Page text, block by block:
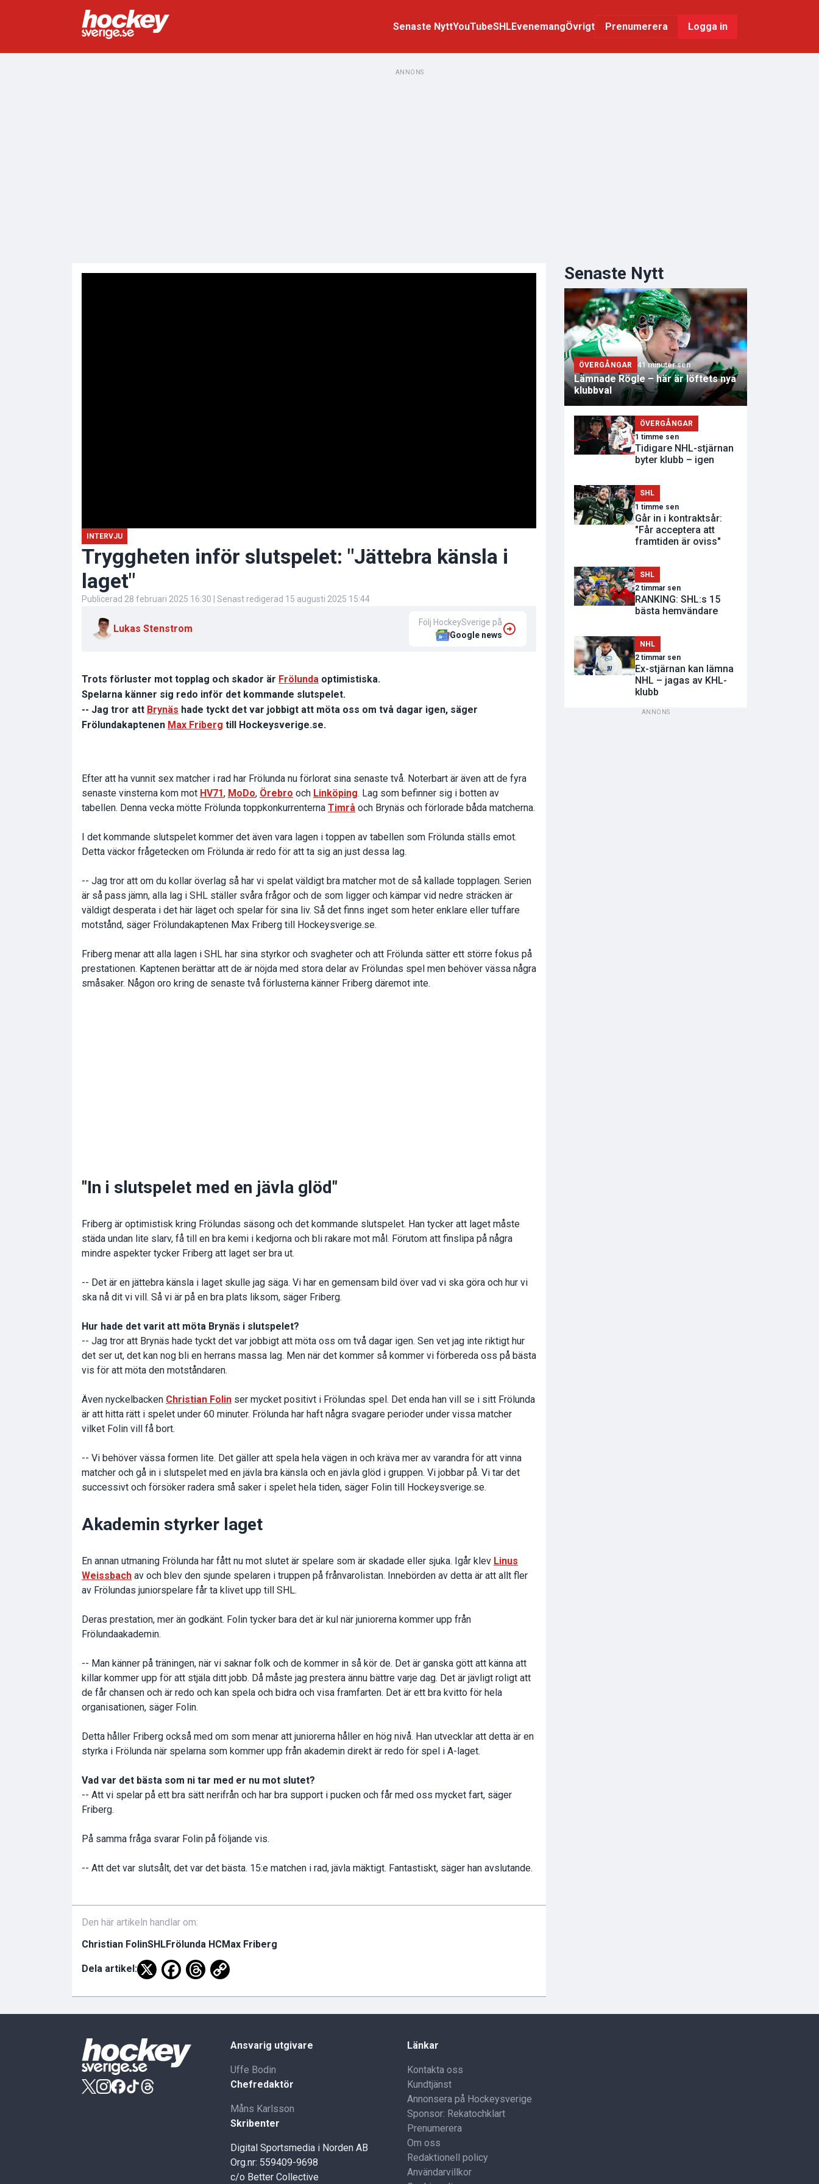
Senaste NyttYouTubeSHLEvenemangÖvrigt Prenumerera Logga in
ANNONS
INTERVJU
Tryggheten inför slutspelet: "Jättebra känsla i
laget"
Publicerad 28 februari 2025 16:30 | Senast redigerad 15 augusti 2025 15:44
Lukas Stenstrom
Följ HockeySverige på
Google news
Trots förluster mot topplag och skador är Frölunda optimistiska.
Spelarna känner sig redo inför det kommande slutspelet.
-- Jag tror att Brynäs hade tyckt det var jobbigt att möta oss om två dagar igen, säger
Frölundakaptenen Max Friberg till Hockeysverige.se.
Efter att ha vunnit sex matcher i rad har Frölunda nu förlorat sina senaste två. Noterbart är även att de fyra
senaste vinsterna kom mot HV71, MoDo, Örebro och Linköping. Lag som befinner sig i botten av
tabellen. Denna vecka mötte Frölunda toppkonkurrenterna Timrå och Brynäs och förlorade båda matcherna.
I det kommande slutspelet kommer det även vara lagen i toppen av tabellen som Frölunda ställs emot.
Detta väckor frågetecken om Frölunda är redo för att ta sig an just dessa lag.
-- Jag tror att om du kollar överlag så har vi spelat väldigt bra matcher mot de så kallade topplagen. Serien
är så pass jämn, alla lag i SHL ställer svåra frågor och de som ligger och kämpar vid nedre sträcken är
väldigt desperata i det här läget och spelar för sina liv. Så det finns inget som heter enklare eller tuffare
motstånd, säger Frölundakaptenen Max Friberg till Hockeysverige.se.
Friberg menar att alla lagen i SHL har sina styrkor och svagheter och att Frölunda sätter ett större fokus på
prestationen. Kaptenen berättar att de är nöjda med stora delar av Frölundas spel men behöver vässa några
småsaker. Någon oro kring de senaste två förlusterna känner Friberg däremot inte.
"In i slutspelet med en jävla glöd"
Friberg är optimistisk kring Frölundas säsong och det kommande slutspelet. Han tycker att laget måste
städa undan lite slarv, få till en bra kemi i kedjorna och bli rakare mot mål. Förutom att finslipa på några
mindre aspekter tycker Friberg att laget ser bra ut.
-- Det är en jättebra känsla i laget skulle jag säga. Vi har en gemensam bild över vad vi ska göra och hur vi
ska nå dit vi vill. Så vi är på en bra plats liksom, säger Friberg.
Hur hade det varit att möta Brynäs i slutspelet?
-- Jag tror att Brynäs hade tyckt det var jobbigt att möta oss om två dagar igen. Sen vet jag inte riktigt hur
det ser ut, det kan nog bli en herrans massa lag. Men när det kommer så kommer vi förbereda oss på bästa
vis för att möta den motståndaren.
Även nyckelbacken Christian Folin ser mycket positivt i Frölundas spel. Det enda han vill se i sitt Frölunda
är att hitta rätt i spelet under 60 minuter. Frölunda har haft några svagare perioder under vissa matcher
vilket Folin vill få bort.
-- Vi behöver vässa formen lite. Det gäller att spela hela vägen in och kräva mer av varandra för att vinna
matcher och gå in i slutspelet med en jävla bra känsla och en jävla glöd i gruppen. Vi jobbar på. Vi tar det
successivt och försöker radera små saker i spelet hela tiden, säger Folin till Hockeysverige.se.
Akademin styrker laget
En annan utmaning Frölunda har fått nu mot slutet är spelare som är skadade eller sjuka. Igår klev Linus
Weissbach av och blev den sjunde spelaren i truppen på frånvarolistan. Innebörden av detta är att allt fler
av Frölundas juniorspelare får ta klivet upp till SHL.
Deras prestation, mer än godkänt. Folin tycker bara det är kul när juniorerna kommer upp från
Frölundaakademin.
-- Man känner på träningen, när vi saknar folk och de kommer in så kör de. Det är ganska gött att känna att
killar kommer upp för att stjäla ditt jobb. Då måste jag prestera ännu bättre varje dag. Det är jävligt roligt att
de får chansen och är redo och kan spela och bidra och visa framfarten. Det är ett bra kvitto för hela
organisationen, säger Folin.
Detta håller Friberg också med om som menar att juniorerna håller en hög nivå. Han utvecklar att detta är en
styrka i Frölunda när spelarna som kommer upp från akademin direkt är redo för spel i A-laget.
Vad var det bästa som ni tar med er nu mot slutet?
-- Att vi spelar på ett bra sätt nerifrån och har bra support i pucken och får med oss mycket fart, säger
Friberg.
På samma fråga svarar Folin på följande vis.
-- Att det var slutsålt, det var det bästa. 15:e matchen i rad, jävla mäktigt. Fantastiskt, säger han avslutande.
Den här artikeln handlar om:
Christian FolinSHLFrölunda HCMax Friberg
Dela artikel:
Senaste Nytt
ÖVERGÅNGAR 41 minuter sen
Lämnade Rögle – här är löftets nya
klubbval
ÖVERGÅNGAR
1 timme sen
Tidigare NHL-stjärnan
byter klubb – igen
SHL
1 timme sen
Går in i kontraktsår:
"Får acceptera att
framtiden är oviss"
SHL
2 timmar sen
RANKING: SHL:s 15
bästa hemvändare
NHL
2 timmar sen
Ex-stjärnan kan lämna
NHL – jagas av KHL-
klubb
ANNONS
Ansvarig utgivare
Uffe Bodin
Chefredaktör
Måns Karlsson
Skribenter
Digital Sportsmedia i Norden AB
Org.nr: 559409-9698
c/o Better Collective
Länkar
Kontakta oss
Kundtjänst
Annonsera på Hockeysverige
Sponsor: Rekatochklart
Prenumerera
Om oss
Redaktionell policy
Användarvillkor